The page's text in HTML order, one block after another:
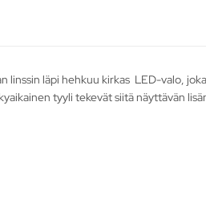
läpi hehkuu kirkas LED-valo,
tyyli tekevät siitä näyttävän